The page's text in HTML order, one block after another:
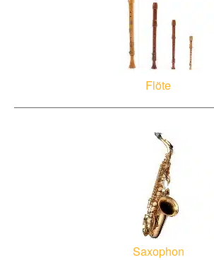
Flöte
Saxophon